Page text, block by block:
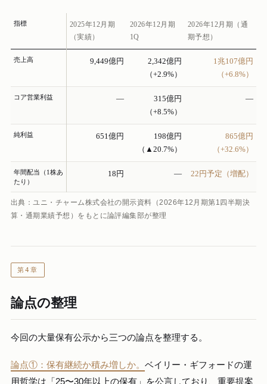
指標
2025年12月期
（実績）
2026年12月期
1Q
2026年12月期（通
期予想）
売上高 9,449億円
2,342億円
（+2.9%）
1兆107億円
（+6.8%）
コア営業利益 —
315億円
（+8.5%）
—
純利益 651億円
198億円
（▲20.7%）
865億円
（+32.6%）
年間配当（1株あ
たり）
18円 — 22円予定（増配）
出典：ユニ・チャーム株式会社の開示資料（2026年12月期第1四半期決
算・通期業績予想）をもとに論評編集部が整理
第4章
論点の整理
今回の大量保有公示から三つの論点を整理する。
論点①：保有継続か積み増しか。 ベイリー・ギフォードの運
用哲学は「25〜30年以上の保有」を公言しており、重要提案